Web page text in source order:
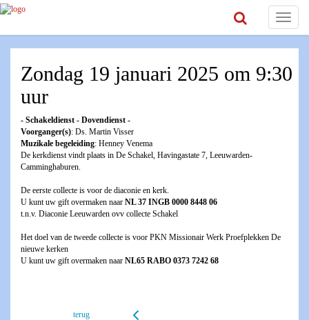
Toggle
Zondag 19 januari 2025 om 9:30
uur
- Schakeldienst - Dovendienst -
Voorganger(s): Ds. Martin Visser
Muzikale begeleiding: Henney Venema
De kerkdienst vindt plaats in De Schakel, Havingastate 7, Leeuwarden-
Camminghaburen.
De eerste collecte is voor de diaconie en kerk.
U kunt uw gift overmaken naar NL 37 INGB 0000 8448 06
t.n.v. Diaconie Leeuwarden ovv collecte Schakel
Het doel van de tweede collecte is voor PKN Missionair Werk Proefplekken De
nieuwe kerken
U kunt uw gift overmaken naar NL65 RABO 0373 7242 68
terug